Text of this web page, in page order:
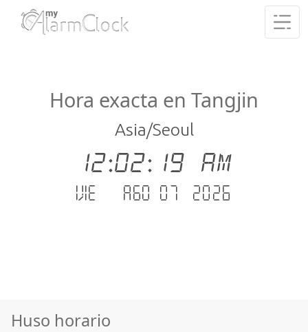
Hora exacta en Tangjin
Asia/Seoul
12:02:20 AM
vie. - ago 07 .2026
Huso horario